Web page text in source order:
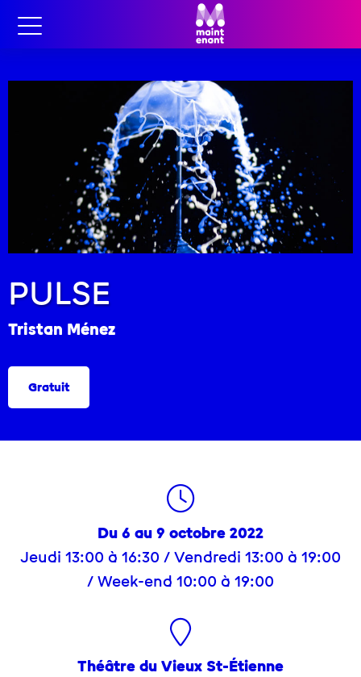
PULSE
Tristan Ménez
Gratuit
Du 6 au 9 octobre 2022
Jeudi 13:00 à 16:30 / Vendredi 13:00 à 19:00
/ Week-end 10:00 à 19:00
Théâtre du Vieux St-Étienne